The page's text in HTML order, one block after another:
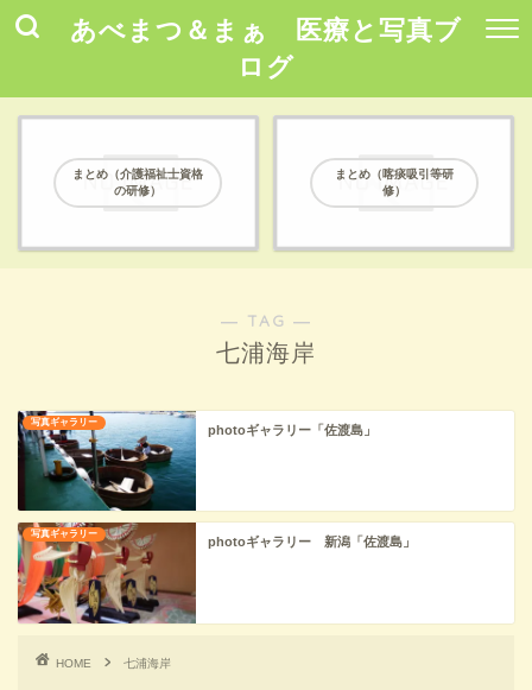
あべまつ＆まぁ 医療と写真ブ
ログ
まとめ（介護福祉士資格
の研修）
まとめ（喀痰吸引等研
修）
― TAG ―
七浦海岸
写真ギャラリー
photoギャラリー「佐渡島」
写真ギャラリー
photoギャラリー 新潟「佐渡島」
HOME 七浦海岸